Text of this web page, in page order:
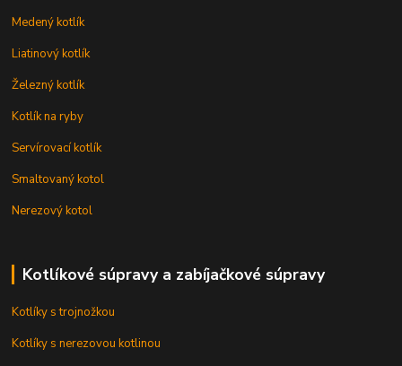
Medený kotlík
Liatinový kotlík
Železný kotlík
Kotlík na ryby
Servírovací kotlík
Smaltovaný kotol
Nerezový kotol
Kotlíkové súpravy a zabíjačkové súpravy
Kotlíky s trojnožkou
Kotlíky s nerezovou kotlinou